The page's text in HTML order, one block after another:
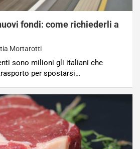
fondi: come richiederli a
Mortarotti
sono milioni gli italiani che
per spostarsi…